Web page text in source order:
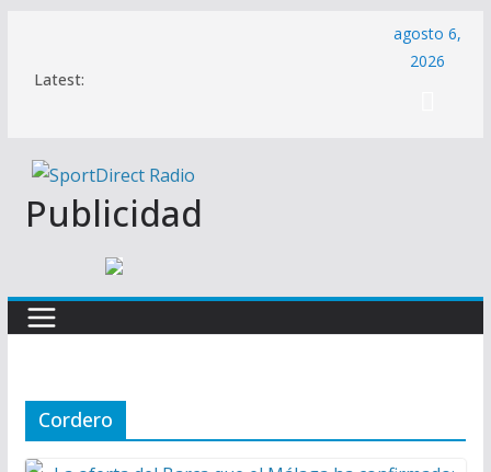
contenido
Latest:
agosto 6,
2026
Publicidad
Cordero